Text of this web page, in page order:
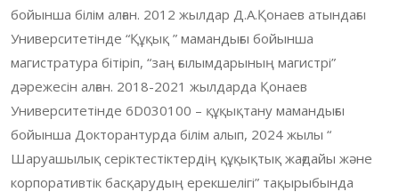
бойынша білім алған. 2012 жылдар Д.А.Қонаев атындағы
Университетінде “Құқық ” мамандығы бойынша
магистратура бітіріп, “заң ғылымдарының магистрі”
дәрежесін алған. 2018-2021 жылдарда Қонаев
Университетінде 6D030100 – құқықтану мамандығы
бойынша Докторантурда білім алып, 2024 жылы “
Шаруашылық серіктестіктердің құқықтық жағдайы және
корпоративтік басқарудың ерекшелігі” тақырыбында